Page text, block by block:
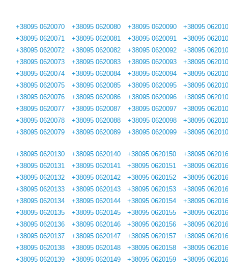
+38095 0620070
+38095 0620071
+38095 0620072
+38095 0620073
+38095 0620074
+38095 0620075
+38095 0620076
+38095 0620077
+38095 0620078
+38095 0620079
+38095 0620080
+38095 0620081
+38095 0620082
+38095 0620083
+38095 0620084
+38095 0620085
+38095 0620086
+38095 0620087
+38095 0620088
+38095 0620089
+38095 0620090
+38095 0620091
+38095 0620092
+38095 0620093
+38095 0620094
+38095 0620095
+38095 0620096
+38095 0620097
+38095 0620098
+38095 0620099
+38095
+38095
+38095
+38095
+38095
+38095
+38095
+38095
+38095
+38095
+38095 0620130
+38095 0620131
+38095 0620132
+38095 0620133
+38095 0620134
+38095 0620135
+38095 0620136
+38095 0620137
+38095 0620138
+38095 0620139
+38095 0620140
+38095 0620141
+38095 0620142
+38095 0620143
+38095 0620144
+38095 0620145
+38095 0620146
+38095 0620147
+38095 0620148
+38095 0620149
+38095 0620150
+38095 0620151
+38095 0620152
+38095 0620153
+38095 0620154
+38095 0620155
+38095 0620156
+38095 0620157
+38095 0620158
+38095 0620159
+38095
+38095
+38095
+38095
+38095
+38095
+38095
+38095
+38095
+38095